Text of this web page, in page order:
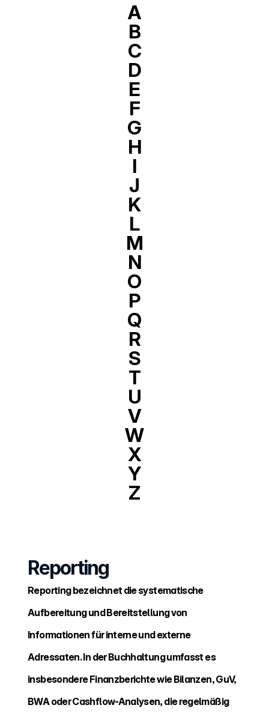
A
B
C
D
E
F
G
H
I
J
K
L
M
N
O
P
Q
R
S
T
U
V
W
X
Y
Z
Reporting
Reporting bezeichnet die systematische
Aufbereitung und Bereitstellung von
Informationen für interne und externe
Adressaten. In der Buchhaltung umfasst es
insbesondere Finanzberichte wie Bilanzen, GuV,
BWA oder Cashflow-Analysen, die regelmäßig